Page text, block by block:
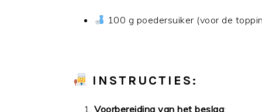
100 g poedersuiker (voor de
INSTRUCTIES:
Voorbereiding van het beslag: